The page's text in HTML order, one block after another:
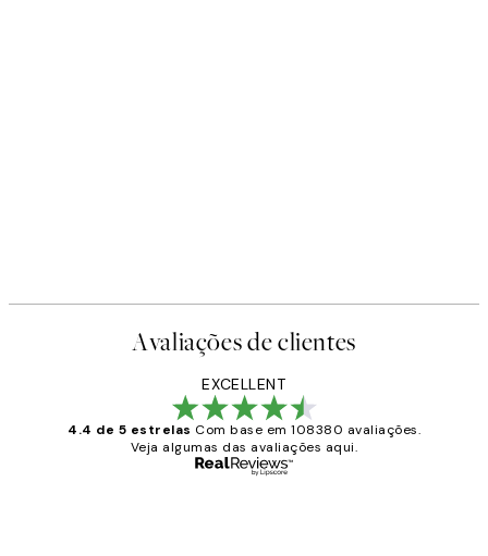
Avaliações de clientes
EXCELLENT
4.4 de 5 estrelas Com base em 108380 avaliações.
Veja algumas das avaliações aqui.